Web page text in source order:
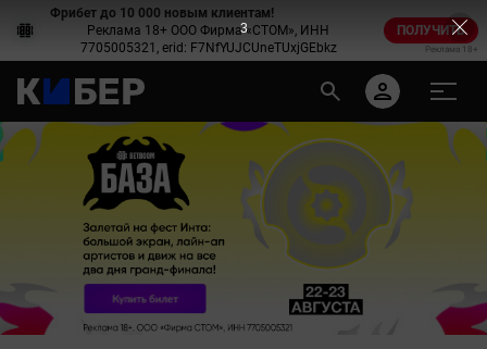
Фрибет до 10 000 новым клиентам!
Реклама 18+ ООО Фирма «СТОМ», ИНН
7705005321, erid: F7NfYUJCUneTUxjGEbkz
ПОЛУЧИТЬ
Реклама 18+
2